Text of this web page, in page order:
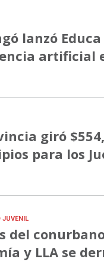
lanzó
artificial
giró
para los
JUVENIL
del
y LLA se